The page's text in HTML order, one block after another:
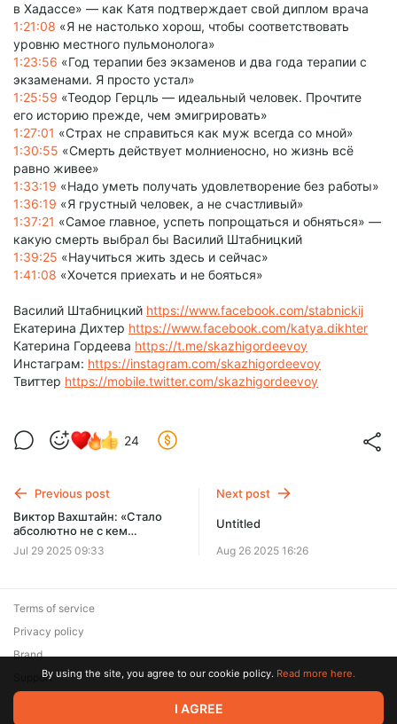
в Хадассе» — как Катя подтверждает свой диплом врача
1:21:08 «Я не настолько хорош, чтобы соответствовать
уровню местного пульмонолога»
1:23:56 «Год терапии без экзаменов и два года терапии с
экзаменами. Я просто устал»
1:25:59 «Теодор Герцль — идеальный человек. Прочтите
его историю прежде, чем эмигрировать»
1:27:01 «Страх не справиться как муж всегда со мной»
1:30:55 «Смерть действует молниеносно, но жизнь всё
равно живее»
1:33:19 «Надо уметь получать удовлетворение без работы»
1:36:19 «Я грустный человек, а не счастливый»
1:37:21 «Самое главное, успеть попрощаться и обняться» —
какую смерть выбрал бы Василий Штабницкий
1:39:25 «Научиться жить здесь и сейчас»
1:41:08 «Хочется приехать и не бояться»
Василий Штабницкий https://www.facebook.com/stabnickij
Екатерина Дихтер https://www.facebook.com/katya.dikhter
Катерина Гордеева https://t.me/skazhigordeevoy
Инстаграм: https://instagram.com/skazhigordeevoy
Твиттер https://mobile.twitter.com/skazhigordeevoy
24
Previous post
Виктор Вахштайн: «Стало
абсолютно не с кем
разговаривать» // «Скажи
Гордеевой»
Jul 29 2025 09:33
Next post
Untitled
Aug 26 2025 16:26
© 2026 Zaya Solutions Limited. All rights reserved. All trademarks
are the property of their respective owners.
Terms of service
Privacy policy
Brand
SupportBy using the site, you agree to our cookie policy. Read more here.
I AGREE